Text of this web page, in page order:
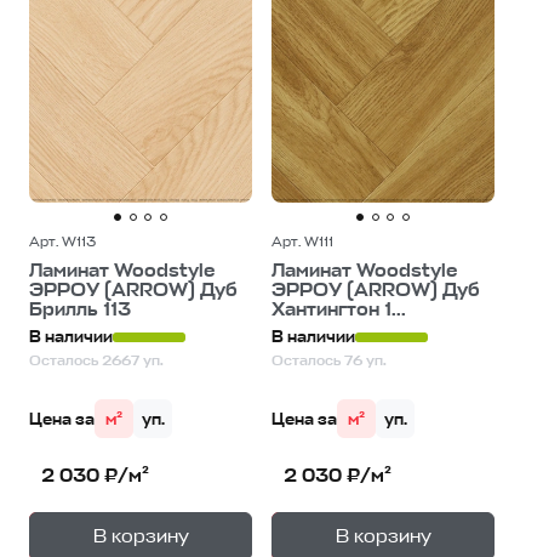
Арт. W113
Ламинат Woodstyle
ЭРРОУ (ARROW) Дуб
Брилль 113
В наличии
Осталось 2667 уп.
Цена за м² уп.
2 030 ₽/м²
В корзину
— 1уп.
Арт. W111
Ламинат Woodstyle
ЭРРОУ (ARROW) Дуб
Хантингтон 1...
В наличии
Осталось 76 уп.
Цена за м² уп.
2 030 ₽/м²
В корзину
— 1уп.